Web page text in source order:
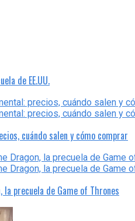
de EE.UU.
cuándo salen y cómo comprar
precuela de Game of Thrones